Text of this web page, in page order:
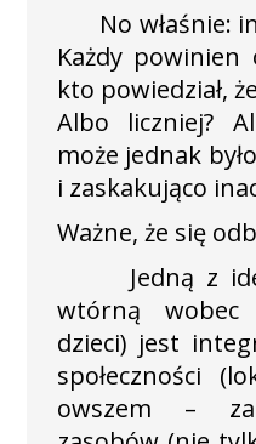
No właśnie:
Każdy powinien
kto powiedział,
Albo liczniej?
może jednak
i zaskakująco
Ważne, że się
Jedną z idei
wtórną
dzieci) jest
społeczności
owszem –